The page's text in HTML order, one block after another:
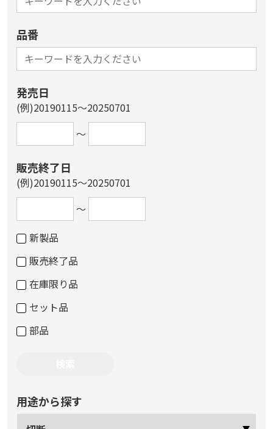
品番
発売日
(例)20190115～20250701
～
販売終了日
(例)20190115～20250701
～
新製品
販売終了品
在庫限り品
セット品
部品
用途から探す